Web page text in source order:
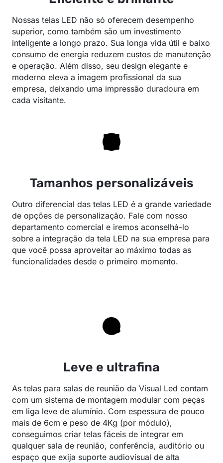
Nossas telas LED não só oferecem desempenho
superior, como também são um investimento
inteligente a longo prazo. Sua longa vida útil e baixo
consumo de energia reduzem custos de manutenção
e operação. Além disso, seu design elegante e
moderno eleva a imagem profissional da sua
empresa, deixando uma impressão duradoura em
cada visitante.
Tamanhos personalizáveis
Outro diferencial das telas LED é a grande variedade
de opções de personalização. Fale com nosso
departamento comercial e iremos aconselhá-lo
sobre a integração da tela LED na sua empresa para
que você possa aproveitar ao máximo todas as
funcionalidades desde o primeiro momento.
Leve e ultrafina
As telas para salas de reunião da Visual Led contam
com um sistema de montagem modular com peças
em liga leve de alumínio. Com espessura de pouco
mais de 6cm e peso de 4Kg (por módulo),
conseguimos criar telas fáceis de integrar em
qualquer sala de reunião, conferência, auditório ou
espaço que exija suporte audiovisual de alta